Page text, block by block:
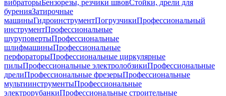
вибраторыБензорезы, резчики швовСтойки, дрели для
буренияЗатирочные
машиныГидроинструментПогрузчикиПрофессиональный
инструментПрофессиональные
шуруповертыПрофессиональные
шлифмашиныПрофессиональные
перфораторыПрофессиональные циркулярные
пилыПрофессиональные электролобзикиПрофессиональные
дрелиПрофессиональные фрезерыПрофессиональные
мультиинструментыПрофессиональные
электрорубанкиПрофессиональные строительные